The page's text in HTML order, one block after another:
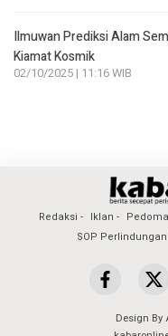
Ilmuwan Prediksi Alam
Kiamat Kosmik
02/10/2025 | 11:16 WIB
Redaksi Iklan
SOP
Design By